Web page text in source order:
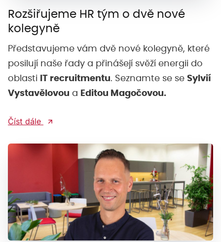
Rozšiřujeme HR tým o dvě nové
kolegyně
Představujeme vám dvě nové kolegyně, které
posilují naše řady a přinášejí svěží energii do
oblasti IT recruitmentu. Seznamte se se Sylvií
Vystavělovou a Editou Magočovou.
Číst dále